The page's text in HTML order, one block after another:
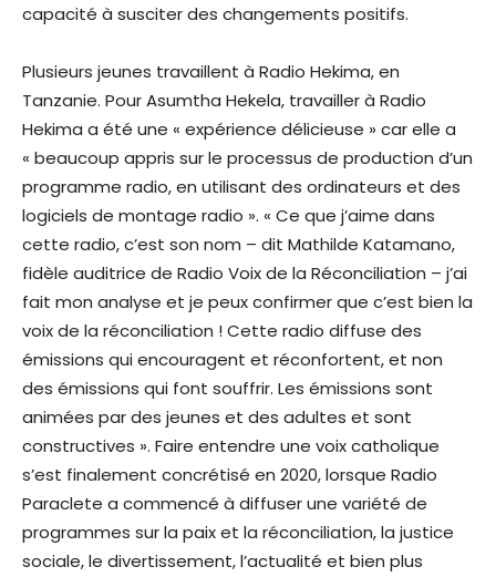
capacité à susciter des changements positifs.
Plusieurs jeunes travaillent à Radio Hekima, en
Tanzanie. Pour Asumtha Hekela, travailler à Radio
Hekima a été une « expérience délicieuse » car elle a
« beaucoup appris sur le processus de production d’un
programme radio, en utilisant des ordinateurs et des
logiciels de montage radio ». « Ce que j’aime dans
cette radio, c’est son nom – dit Mathilde Katamano,
fidèle auditrice de Radio Voix de la Réconciliation – j’ai
fait mon analyse et je peux confirmer que c’est bien la
voix de la réconciliation ! Cette radio diffuse des
émissions qui encouragent et réconfortent, et non
des émissions qui font souffrir. Les émissions sont
animées par des jeunes et des adultes et sont
constructives ». Faire entendre une voix catholique
s’est finalement concrétisé en 2020, lorsque Radio
Paraclete a commencé à diffuser une variété de
programmes sur la paix et la réconciliation, la justice
sociale, le divertissement, l’actualité et bien plus